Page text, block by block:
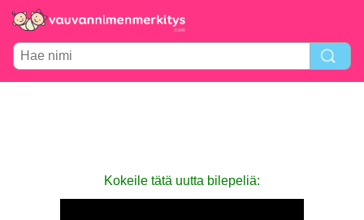
Kokeile tätä uutta bilepeliä: